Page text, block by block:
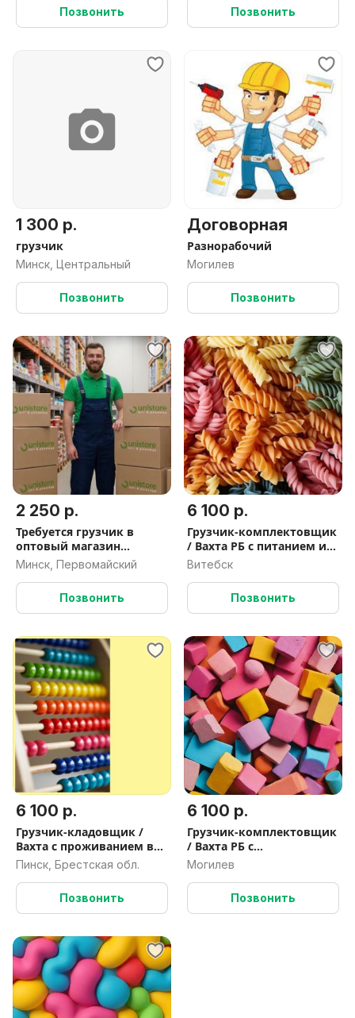
Позвонить Позвонить
1 300 р.
грузчик
Минск, Центральный
Позвонить
Договорная
Разнорабочий
Могилев
Позвонить
2 250 р.
Требуется грузчик в
оптовый магазин
Unistore (Пересечение
Логойского тр-та и
МКАД)
Минск, Первомайский
Позвонить
6 100 р.
Грузчик-комплектовщик
/ Вахта РБ с питанием и
проживанием
Витебск
Позвонить
6 100 р.
Грузчик-кладовщик /
Вахта с проживанием в
РБ
Пинск, Брестская обл.
Позвонить
6 100 р.
Грузчик-комплектовщик
/ Вахта РБ с
проживанием и
Могилев
Позвонить